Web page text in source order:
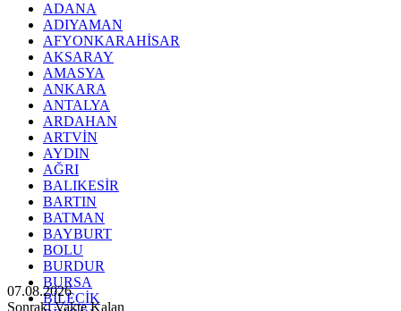
ADANA
ADIYAMAN
AFYONKARAHİSAR
AKSARAY
AMASYA
ANKARA
ANTALYA
ARDAHAN
ARTVİN
AYDIN
AĞRI
BALIKESİR
BARTIN
BATMAN
BAYBURT
BOLU
BURDUR
BURSA
BİLECİK
07.08.2026
Sonraki Vakte Kalan